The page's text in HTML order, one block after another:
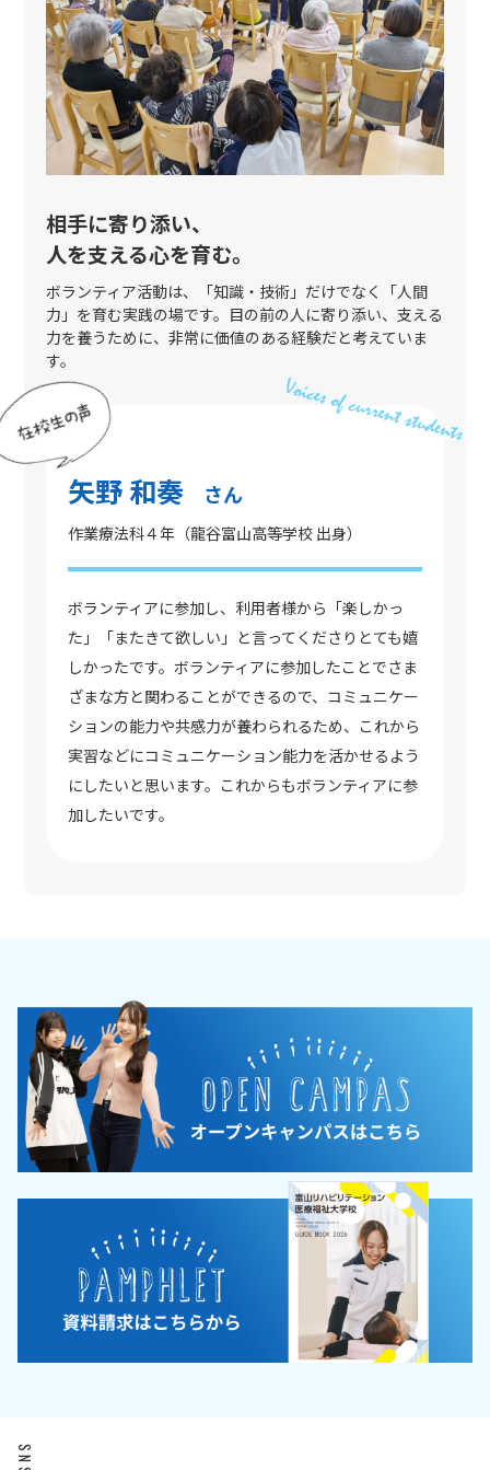
相手に寄り添い、
人を支える心を育む。
ボランティア活動は、「知識・技術」だけでなく「人間
力」を育む実践の場です。目の前の人に寄り添い、支える
力を養うために、非常に価値のある経験だと考えていま
す。
矢野 和奏 さん
作業療法科４年（龍谷富山高等学校 出身）
ボランティアに参加し、利用者様から「楽しかっ
た」「またきて欲しい」と言ってくださりとても嬉
しかったです。ボランティアに参加したことでさま
ざまな方と関わることができるので、コミュニケー
ションの能力や共感力が養わられるため、これから
実習などにコミュニケーション能力を活かせるよう
にしたいと思います。これからもボランティアに参
加したいです。